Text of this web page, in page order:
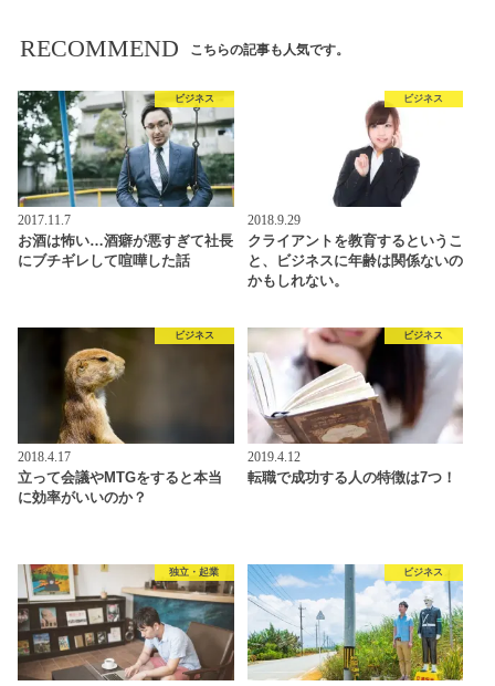
RECOMMEND こちらの記事も人気です。
ビジネス
2017.11.7
お酒は怖い…酒癖が悪すぎて社長
にブチギレして喧嘩した話
ビジネス
2018.9.29
クライアントを教育するというこ
と、ビジネスに年齢は関係ないの
かもしれない。
ビジネス
2018.4.17
立って会議やMTGをすると本当
に効率がいいのか？
ビジネス
2019.4.12
転職で成功する人の特徴は7つ！
独立・起業 ビジネス